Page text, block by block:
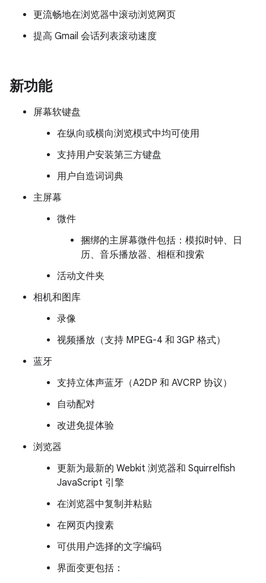
更流畅地在浏览器中滚动浏览网页
提高 Gmail 会话列表滚动速度
新功能
屏幕软键盘
在纵向或横向浏览模式中均可使用
支持用户安装第三方键盘
用户自造词词典
主屏幕
微件
捆绑的主屏幕微件包括：模拟时钟、日
历、音乐播放器、相框和搜索
活动文件夹
相机和图库
录像
视频播放（支持 MPEG-4 和 3GP 格式）
蓝牙
支持立体声蓝牙（A2DP 和 AVCRP 协议）
自动配对
改进免提体验
浏览器
更新为最新的 Webkit 浏览器和 Squirrelfish
JavaScript 引擎
在浏览器中复制并粘贴
在网页内搜素
可供用户选择的文字编码
界面变更包括：